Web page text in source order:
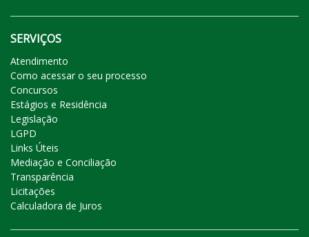
SERVIÇOS
Atendimento
Como acessar o seu processo
Concursos
Estágios e Residência
Legislação
LGPD
Links Úteis
Mediação e Conciliação
Transparência
Licitações
Calculadora de Juros